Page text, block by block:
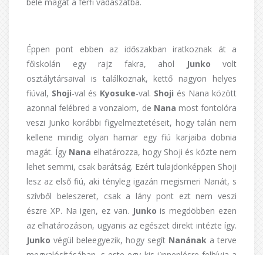
Éppen pont ebben az időszakban iratkoznak át a
főiskolán egy rajz fakra, ahol
Junko volt
osztálytársaival is találkoznak, kettő nagyon helyes
fiúval, Shoji-val és Kyosuke-val. Shoji és Nana között
azonnal felébred a vonzalom, de Nana most fontolóra
veszi Junko korábbi figyelmeztetéseit, hogy talán nem
kellene mindig olyan hamar egy fiú karjaiba dobnia
magát. Így Nana elhatározza, hogy Shoji és közte nem
lehet semmi, csak barátság. Ezért tulajdonképpen Shoji
lesz az első fiú, aki tényleg igazán megismeri Nanát, s
szívből beleszeret, csak a lány pont ezt nem veszi
észre XP. Na igen, ez van. Junkois megdöbben ezen
az elhatározáson, ugyanis az egészet direkt intézte így.
Junko végül beleegyezik, hogy segít Nanának a terve